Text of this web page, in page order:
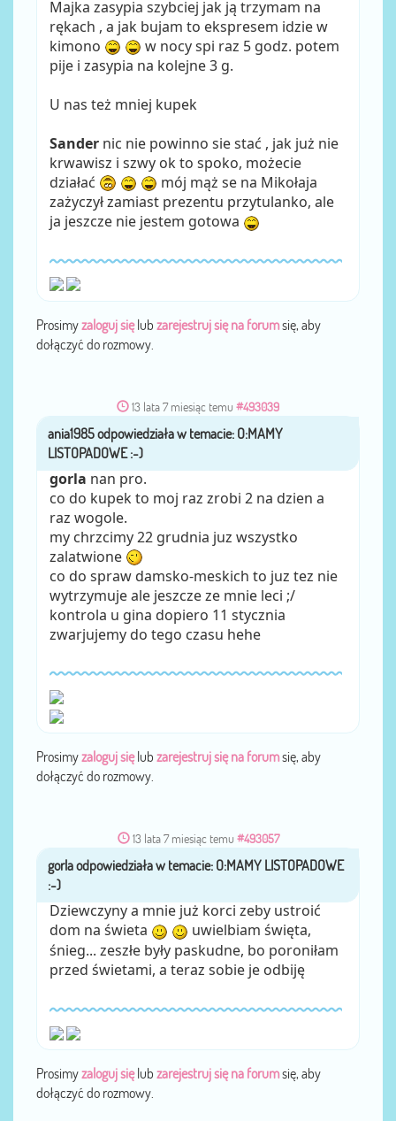
Majka zasypia szybciej jak ją trzymam na
rękach , a jak bujam to ekspresem idzie w
kimono
w nocy spi raz 5 godz. potem
pije i zasypia na kolejne 3 g.
U nas też mniej kupek
Sander nic nie powinno sie stać , jak już nie
krwawisz i szwy ok to spoko, możecie
działać
mój mąż se na Mikołaja
zażyczył zamiast prezentu przytulanko, ale
ja jeszcze nie jestem gotowa
Prosimyzaloguj sięlub zarejestruj się na forumsię, aby
dołączyć do rozmowy.
13 lata 7 miesiąc temu #493039
przezania1985
gorla nan pro.
co do kupek to moj raz zrobi 2 na dzien a
raz wogole.
my chrzcimy 22 grudnia juz wszystko
zalatwione
co do spraw damsko-meskich to juz tez nie
wytrzymuje ale jeszcze ze mnie leci ;/
kontrola u gina dopiero 11 stycznia
zwarjujemy do tego czasu hehe
Prosimyzaloguj sięlub zarejestruj się na forumsię, aby
dołączyć do rozmowy.
13 lata 7 miesiąc temu #493057
przezgorla
Dziewczyny a mnie już korci zeby ustroić
dom na świeta
uwielbiam święta,
śnieg... zeszłe były paskudne, bo poroniłam
przed świetami, a teraz sobie je odbiję
Prosimyzaloguj sięlub zarejestruj się na forumsię, aby
dołączyć do rozmowy.